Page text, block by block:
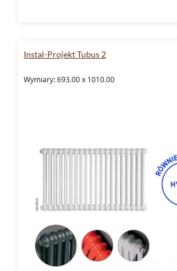
czemu grzejniki
wnętrzarskich.
Marka Instal-Projekt od
innowacyjność z
funkcjonalności, które
użytkowników. Modele z
połączenia
minimalistyczna forma i
oraz odcienie z palety ip,
Instal-Projekt Tubus 2
Wymiary: 693.00 x 1010.00